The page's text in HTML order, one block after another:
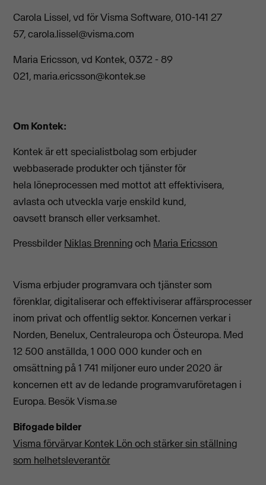
Carola Lissel, vd för Visma Software, 010-141 27
57,carola.lissel@visma.com
Maria Ericsson, vd Kontek, 0372 - 89
021, maria.ericsson@kontek.se
Om Kontek:
Kontek är ett specialistbolag som erbjuder
webbaserade produkter och tjänster för
hela löneprocessen med mottot att effektivisera,
avlasta och utveckla varje enskild kund,
oavsett bransch eller verksamhet.
Pressbilder Niklas Brenningoch Maria Ericsson
Visma erbjuder programvara och tjänster som
förenklar, digitaliserar och effektiviserar affärsprocesser
inom privat och offentlig sektor. Koncernen verkar i
Norden, Benelux, Centraleuropa och Östeuropa. Med
12 500 anställda, 1 000 000 kunder och en
omsättning på 1 741 miljoner euro under 2020 är
koncernen ett av de ledande programvaruföretagen i
Europa. Besök Visma.se
Bifogade bilder
Visma förvärvar Kontek Lön och stärker sin ställning
som helhetsleverantör